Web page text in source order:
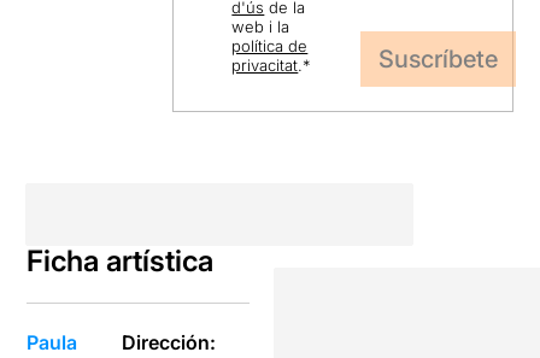
d'ús de la
web i la
política de
privacitat.*
Ficha artística
Paula
Dirección: